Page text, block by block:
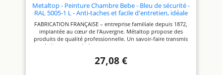
Metaltop - Peinture Chambre Bebe - Bleu de sécurité -
RAL 5005-1 L - Anti-taches et facile d'entretien, idéale
pour le repos et l'éveil.
FABRICATION FRANÇAISE – entreprise familiale depuis 1872,
implantée au cœur de l'Auvergne. Métaltop propose des
produits de qualité professionnelle. Un savoir-faire transmis
de génération en génération. APPLICATION FACILE - pinceau,
homogène, adapté aux pros comme aux particuliers. FORTE
27,08 €